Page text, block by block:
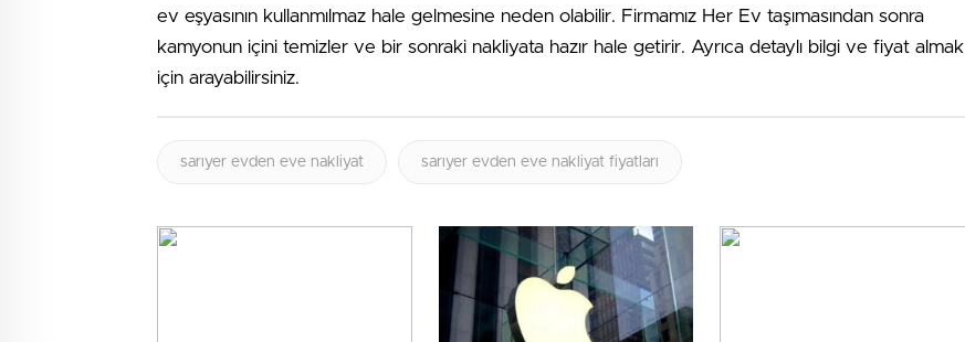
ev eşyasının kullanmılmaz hale gelmesine neden olabilir. Firmamız Her Ev taşımasından sonra
kamyonun içini temizler ve bir sonraki nakliyata hazır hale getirir. Ayrıca detaylı bilgi ve fiyat almak
için arayabilirsiniz.
sarıyer evden eve nakliyat sarıyer evden eve nakliyat fiyatları